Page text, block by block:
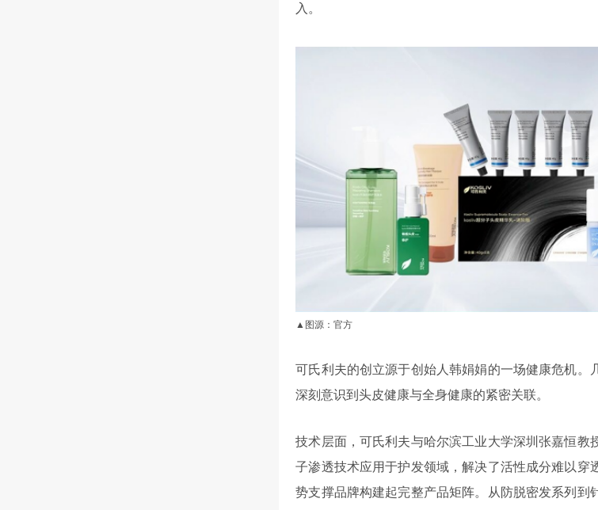
入。
▲图源：官方
可氏利夫的创立源于创始人韩娟娟的一场健康危机。
深刻意识到头皮健康与全身健康的紧密关联。
技术层面，可氏利夫与哈尔滨工业大学深圳张嘉恒教
子渗透技术应用于护发领域，解决了活性成分难以穿
势支撑品牌构建起完整产品矩阵。从防脱密发系列到